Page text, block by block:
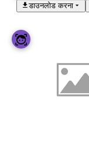
डाउनलोड करना